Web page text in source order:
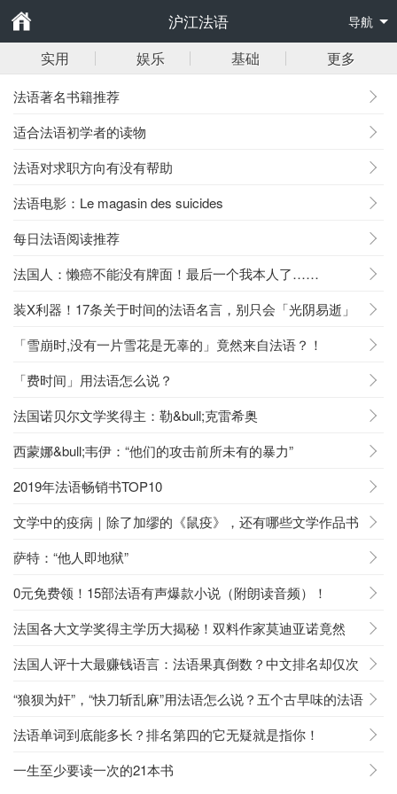
沪江法语 导航
实用 娱乐 基础 更多
法语著名书籍推荐
适合法语初学者的读物
法语对求职方向有没有帮助
法语电影：Le magasin des suicides
每日法语阅读推荐
法国人：懒癌不能没有牌面！最后一个我本人了……
装X利器！17条关于时间的法语名言，别只会「光阴易逝」
啦！
「雪崩时,没有一片雪花是无辜的」竟然来自法语？！
「费时间」用法语怎么说？
法国诺贝尔文学奖得主：勒&bull;克雷希奥
西蒙娜&bull;韦伊：“他们的攻击前所未有的暴力”
2019年法语畅销书TOP10
文学中的疫病｜除了加缪的《鼠疫》，还有哪些文学作品书
写过疫病？
萨特：“他人即地狱”
0元免费领！15部法语有声爆款小说（附朗读音频）！
法国各大文学奖得主学历大揭秘！双料作家莫迪亚诺竟然
是……
法国人评十大最赚钱语言：法语果真倒数？中文排名却仅次
于它！
“狼狈为奸”，“快刀斩乱麻”用法语怎么说？五个古早味的法语
习语！
法语单词到底能多长？排名第四的它无疑就是指你！
一生至少要读一次的21本书